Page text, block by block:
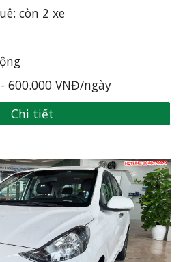
còn 2 xe
600.000 VNĐ/ngày
Chi tiết